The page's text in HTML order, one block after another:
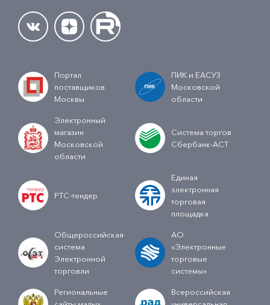
Портал
поставщиков
Москвы
ПИК и ЕАСУЗ
Московской
области
Электронный
магазин
Московской
области
Система торгов
Сбербанк-АСТ
РТС-тендер
Единая
электронная
торговая
площадка
Общероссийская
система
Электронной
торговли
АО
«Электронные
торговые
системы»
Региональные
Всероссийская